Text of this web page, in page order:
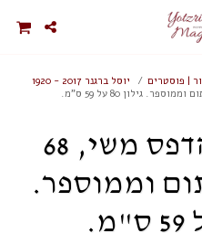
| פוסטרים
יוסל ברגנר 2017 - 1920
יוסל ברגנר, הדפס משי, 68
חתום וממוספר.